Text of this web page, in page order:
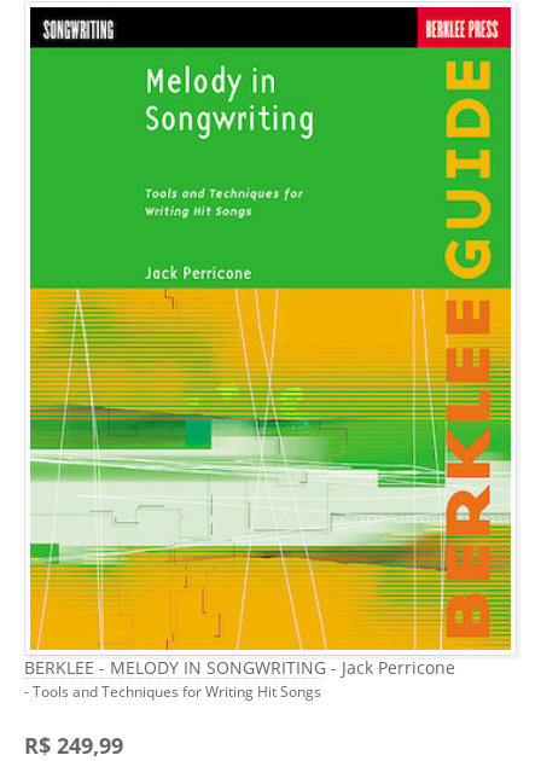
BERKLEE - MELODY IN SONGWRITING - Jack Perricone
- Tools and Techniques for Writing Hit Songs
R$ 249,99